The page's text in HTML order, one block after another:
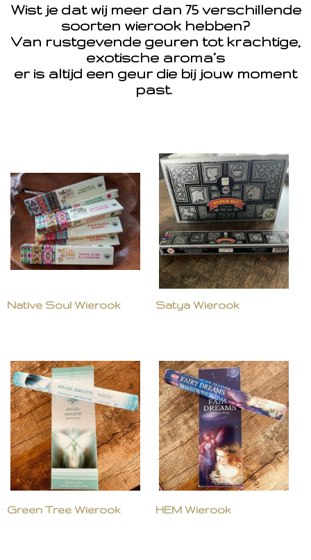
Wist je dat wij meer dan 75 verschillende
soorten wierook hebben?
Van rustgevende geuren tot krachtige,
exotische aroma’s
er is altijd een geur die bij jouw moment
past.
Native Soul Wierook Satya Wierook
Green Tree Wierook HEM Wierook